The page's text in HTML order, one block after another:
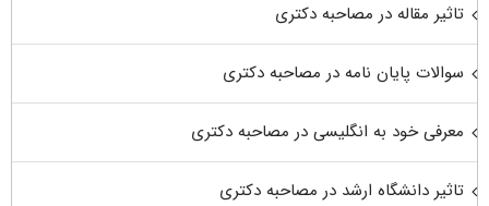
تاثیر مقاله در مصاحبه دکتری
سوالات پایان نامه در مصاحبه دکتری
معرفی خود به انگلیسی در مصاحبه دکتری
تاثیر دانشگاه ارشد در مصاحبه دکتری